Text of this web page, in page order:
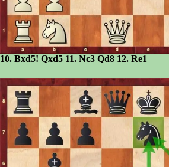
10. Bxd5! Qxd5 11. Nc3 Qd8 12. Re1